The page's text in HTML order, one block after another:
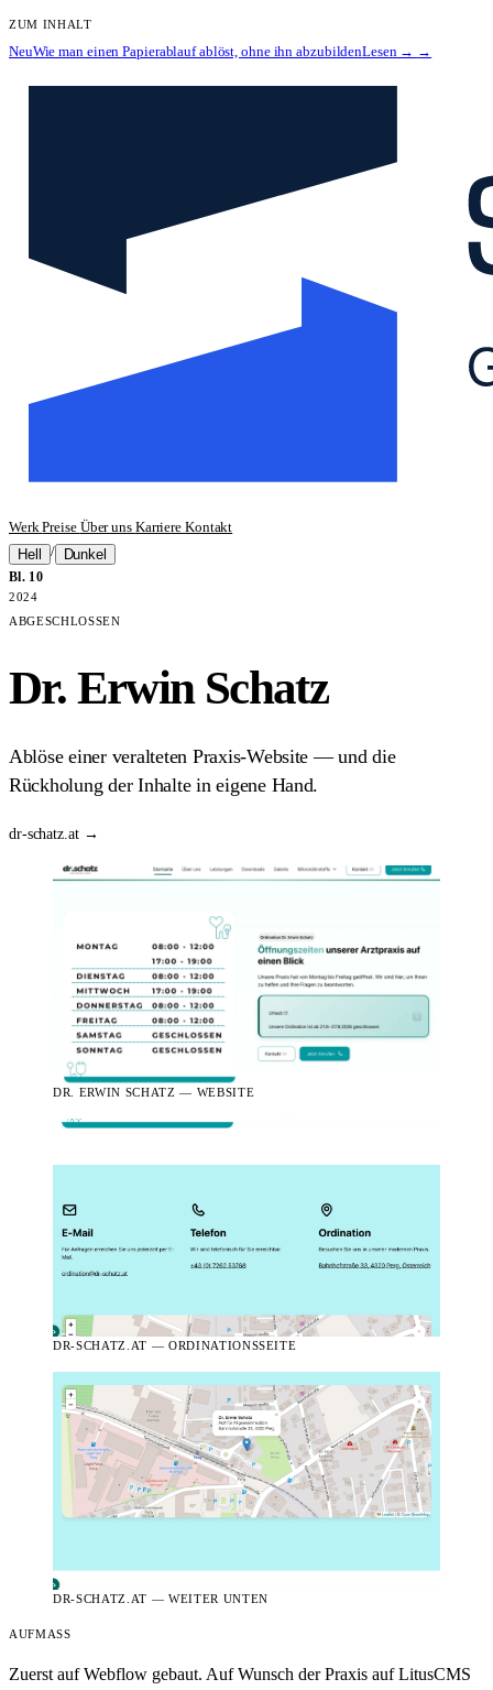
ZUM INHALT
NeuWie man einen Papierablauf ablöst, ohne ihn abzubildenLesen → →
WerkPreise Über uns Karriere Kontakt
Hell
/ Dunkel
Bl. 10
2024
ABGESCHLOSSEN
Dr. Erwin Schatz
Ablöse einer veralteten Praxis-Website — und die
Rückholung der Inhalte in eigene Hand.
dr-schatz.at →
DR. ERWIN SCHATZ — WEBSITE
DR-SCHATZ.AT — ORDINATIONSSEITE
DR-SCHATZ.AT — WEITER UNTEN
AUFMASS
Zuerst auf Webflow gebaut. Auf Wunsch der Praxis auf LitusCMS